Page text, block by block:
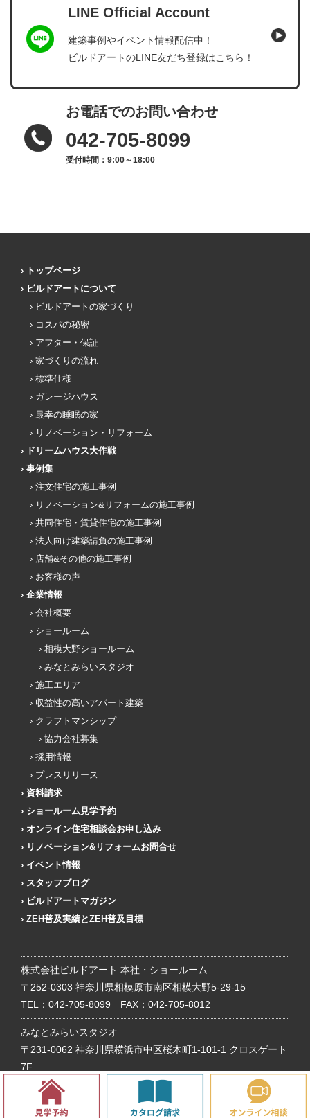
LINE Official Account
建築事例やイベント情報配信中！
ビルドアートのLINE友だち登録はこちら！
お電話でのお問い合わせ
042-705-8099
受付時間：9:00～18:00
トップページ
ビルドアートについて
ビルドアートの家づくり
コスパの秘密
アフター・保証
家づくりの流れ
標準仕様
ガレージハウス
最幸の睡眠の家
リノベーション・リフォーム
ドリームハウス大作戦
事例集
注文住宅の施工事例
リノベーション&リフォームの施工事例
共同住宅・賃貸住宅の施工事例
法人向け建築請負の施工事例
店舗&その他の施工事例
お客様の声
企業情報
会社概要
ショールーム
相模大野ショールーム
みなとみらいスタジオ
施工エリア
収益性の高いアパート建築
クラフトマンシップ
協力会社募集
採用情報
プレスリリース
資料請求
ショールーム見学予約
オンライン住宅相談会お申し込み
リノベーション&リフォームお問合せ
イベント情報
スタッフブログ
ビルドアートマガジン
ZEH普及実績とZEH普及目標
株式会社ビルドアート 本社・ショールーム
〒252-0303 神奈川県相模原市南区相模大野5-29-15
TEL： 042-705-8099 FAX：042-705-8012
みなとみらいスタジオ
〒231-0062 神奈川県横浜市中区桜木町1-101-1 クロスゲート
7F
TEL：042-705-8099 FAX：045-264-8854
ビルドアートは、神奈川県の相模原市、横浜市を中心に注文